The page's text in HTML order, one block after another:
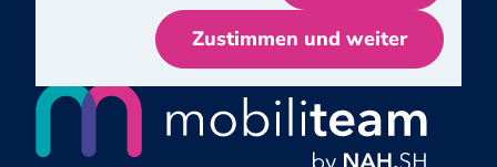
Zustimmen und weiter